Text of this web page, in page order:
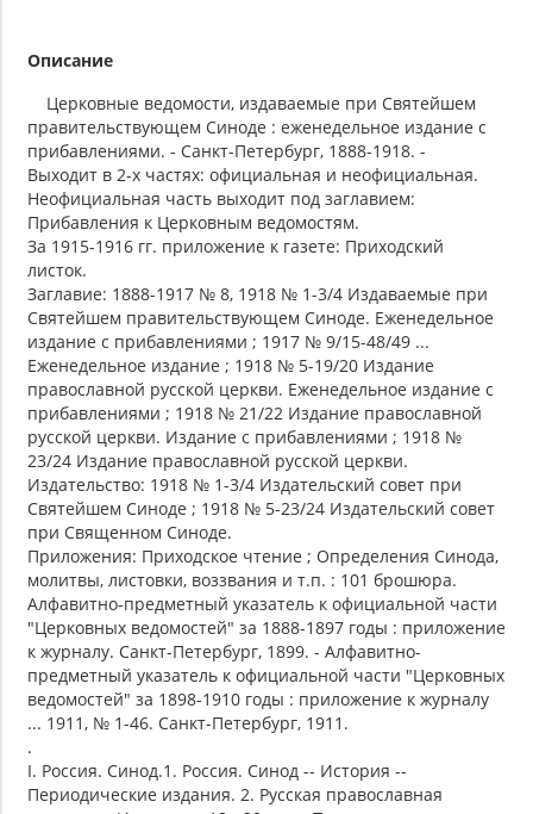
Описание
Церковные ведомости, издаваемые при Святейшем
правительствующем Синоде : еженедельное издание с
прибавлениями. - Санкт-Петербург, 1888-1918. -
Выходит в 2-х частях: официальная и неофициальная.
Неофициальная часть выходит под заглавием:
Прибавления к Церковным ведомостям.
За 1915-1916 гг. приложение к газете: Приходский
листок.
Заглавие: 1888-1917 № 8, 1918 № 1-3/4 Издаваемые при
Святейшем правительствующем Синоде. Еженедельное
издание с прибавлениями ; 1917 № 9/15-48/49 ...
Еженедельное издание ; 1918 № 5-19/20 Издание
православной русской церкви. Еженедельное издание с
прибавлениями ; 1918 № 21/22 Издание православной
русской церкви. Издание с прибавлениями ; 1918 №
23/24 Издание православной русской церкви.
Издательство: 1918 № 1-3/4 Издательский совет при
Святейшем Синоде ; 1918 № 5-23/24 Издательский совет
при Священном Синоде.
Приложения: Приходское чтение ; Определения Синода,
молитвы, листовки, воззвания и т.п. : 101 брошюра.
Алфавитно-предметный указатель к официальной части
"Церковных ведомостей" за 1888-1897 годы : приложение
к журналу. Санкт-Петербург, 1899. - Алфавитно-
предметный указатель к официальной части "Церковных
ведомостей" за 1898-1910 годы : приложение к журналу
... 1911, № 1-46. Санкт-Петербург, 1911.
.
I. Россия. Синод.1. Россия. Синод -- История --
Периодические издания. 2. Русская православная